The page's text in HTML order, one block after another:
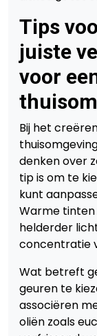
Tips
juiste
voor
Bij het
denken over
tip is om te
kunt
Warme tinten
helderder
concentratie
Wat betreft
geuren te
associëren
oliën zoals